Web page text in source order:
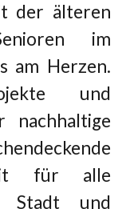
der älteren
im
am Herzen.
und
nachhaltige
für alle
Stadt und